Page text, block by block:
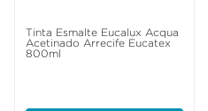
Tinta Esmalte Eucalux Acqua
Acetinado Arrecife Eucatex
800ml